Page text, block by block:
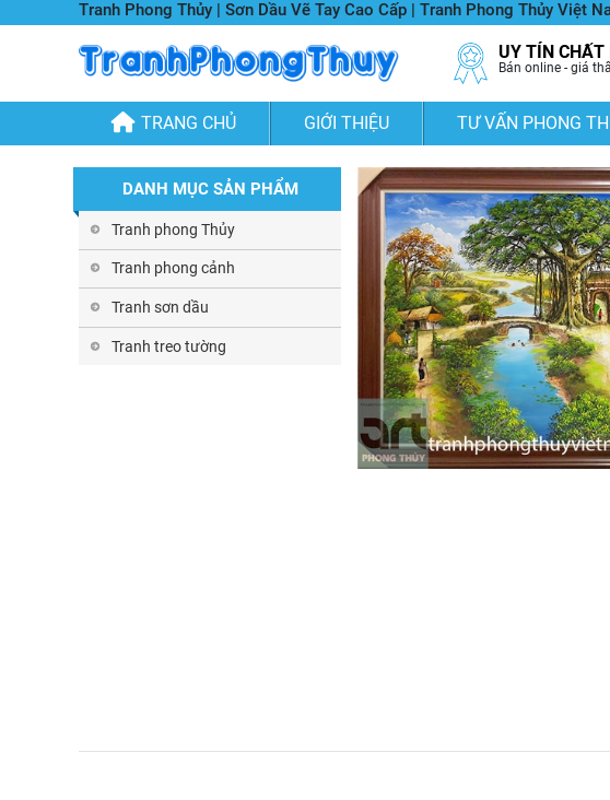
Tranh Phong Thủy | Sơn Dầu Vẽ Tay Cao Cấp | Tranh Phong Thủy Việt
UY TÍN CHẤT
Bán online - giá
TRANG CHỦ GIỚI THIỆU TƯ VẤN PHONG
DANH MỤC SẢN PHẨM
Tranh phong Thủy
Tranh phong cảnh
Tranh sơn dầu
Tranh treo tường